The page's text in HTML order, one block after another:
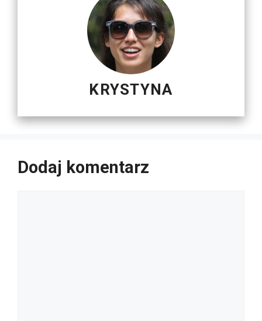
KRYSTYNA
Dodaj komentarz